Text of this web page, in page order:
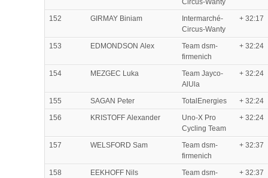
Circus-Wanty
152 GIRMAY Biniam
Intermarché-
Circus-Wanty
+ 32:17
153 EDMONDSON Alex
Team dsm-
firmenich
+ 32:24
154 MEZGEC Luka
Team Jayco-
AlUla
+ 32:24
155 SAGAN Peter TotalEnergies
+ 32:24
156
KRISTOFF Alexander
Uno-X Pro
Cycling Team
+ 32:24
157 WELSFORD Sam
Team dsm-
firmenich
+ 32:37
158 EEKHOFF Nils
Team dsm-
+ 32:37